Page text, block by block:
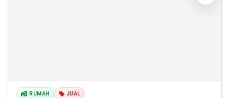
RUMAH JUAL